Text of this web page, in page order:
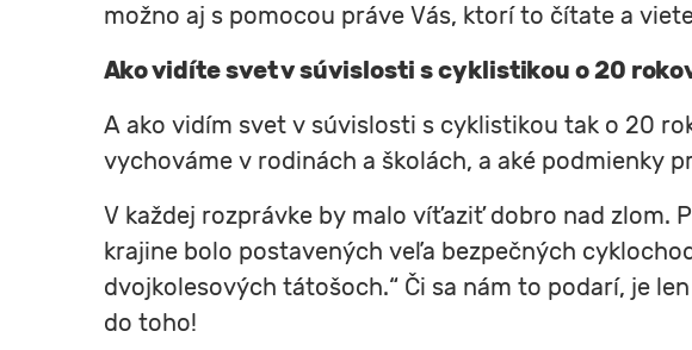
možno aj s pomocou práve Vás, ktorí to čítate a
Ako vidíte svet v súvislosti s cyklistikou o 20
A ako vidím svet v súvislosti s cyklistikou tak o 20
vychováme v rodinách a školách, a aké podmienky
V každej rozprávke by malo víťaziť dobro nad zlom.
krajine bolo postavených veľa bezpečných
dvojkolesových tátošoch.“ Či sa nám to podarí, je
do toho!